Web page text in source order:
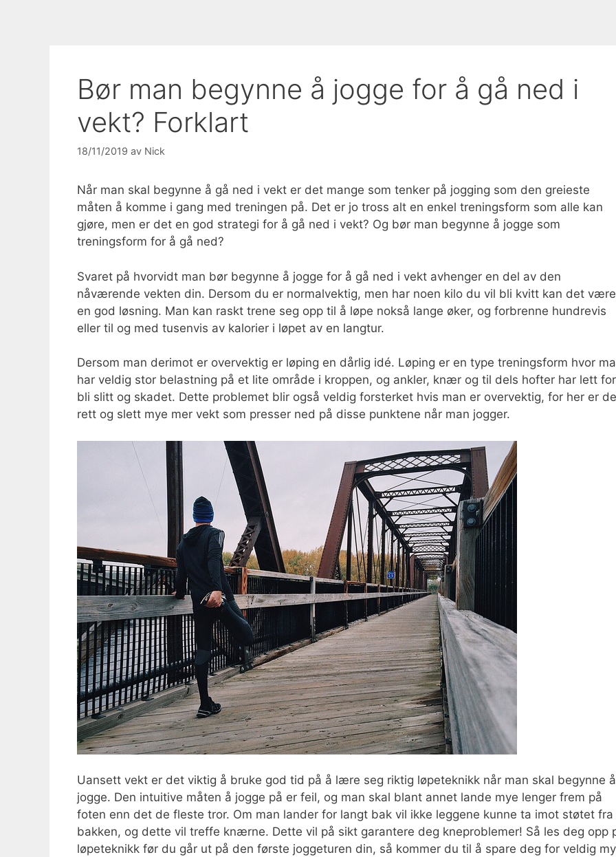
Bør man begynne å jogge for å gå ned i
vekt? Forklart
18/11/2019 av Nick
Når man skal begynne å gå ned i vekt er det mange som tenker på jogging som den greieste
måten å komme i gang med treningen på. Det er jo tross alt en enkel treningsform som alle kan
gjøre, men er det en god strategi for å gå ned i vekt? Og bør man begynne å jogge som
treningsform for å gå ned?
Svaret på hvorvidt man bør begynne å jogge for å gå ned i vekt avhenger en del av den
nåværende vekten din. Dersom du er normalvektig, men har noen kilo du vil bli kvitt kan det være
en god løsning. Man kan raskt trene seg opp til å løpe nokså lange øker, og forbrenne hundrevis
eller til og med tusenvis av kalorier i løpet av en langtur.
Dersom man derimot er overvektig er løping en dårlig idé. Løping er en type treningsform hvor
har veldig stor belastning på et lite område i kroppen, og ankler, knær og til dels hofter har lett
bli slitt og skadet. Dette problemet blir også veldig forsterket hvis man er overvektig, for her er
rett og slett mye mer vekt som presser ned på disse punktene når man jogger.
Uansett vekt er det viktig å bruke god tid på å lære seg riktig løpeteknikk når man skal begynne å
jogge. Den intuitive måten å jogge på er feil, og man skal blant annet lande mye lenger frem på
foten enn det de fleste tror. Om man lander for langt bak vil ikke leggene kunne ta imot støtet fra
bakken, og dette vil treffe knærne. Dette vil på sikt garantere deg kneproblemer! Så les deg opp
løpeteknikk før du går ut på den første joggeturen din, så kommer du til å spare deg for veldig